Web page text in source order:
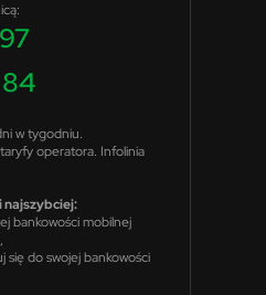
w tygodniu.
operatora. Infolinia
najszybciej:
bankowości mobilnej
do swojej bankowości